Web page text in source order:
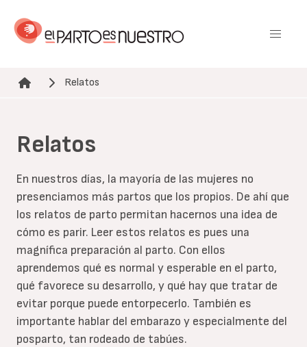
contenido
Ruta de navegación
Relatos
Relatos
En nuestros días, la mayoría de las mujeres no
presenciamos más partos que los propios. De ahí que
los relatos de parto permitan hacernos una idea de
cómo es parir. Leer estos relatos es pues una
magnífica preparación al parto. Con ellos
aprendemos qué es normal y esperable en el parto,
qué favorece su desarrollo, y qué hay que tratar de
evitar porque puede entorpecerlo. También es
importante hablar del embarazo y especialmente del
posparto, tan rodeado de tabúes.